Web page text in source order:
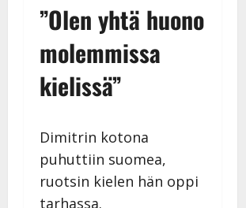
”Olen yhtä huono
molemmissa
kielissä”
Dimitrin kotona
puhuttiin suomea,
ruotsin kielen hän oppi
tarhassa.